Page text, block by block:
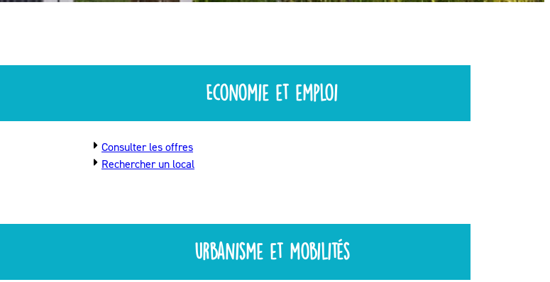
Economie et emploi
Consulter les offres
Rechercher un local
urbanisme et mobilités